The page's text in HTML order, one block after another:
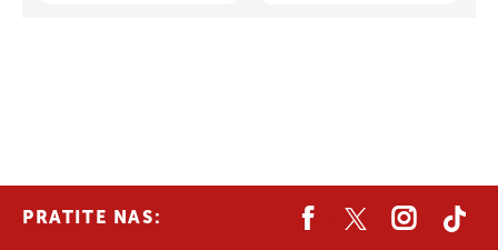
PRATITE NAS: